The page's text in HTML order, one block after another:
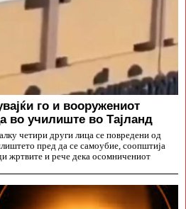
го и вооружениот
во училиште во Тајланд
четири други лица се повредени од
пред да се самоубие, соопштија
жртвите и рече дека осомничениот